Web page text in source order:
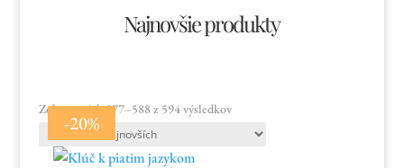
Najnovšie produkty
Zobrazených 577–588 z 594 výsledkovZoradené
podľa
-10%
-5%
-10%
-10%
-10%
-10%
-10%
-10%
-20%
-15%
-15%
-20%